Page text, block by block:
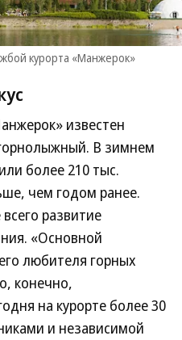
курорта «Манжерок»
известен
В зимнем
более 210 тыс.
чем годом ранее.
развитие
«Основной
любителя горных
конечно,
на курорте более 30
и независимой